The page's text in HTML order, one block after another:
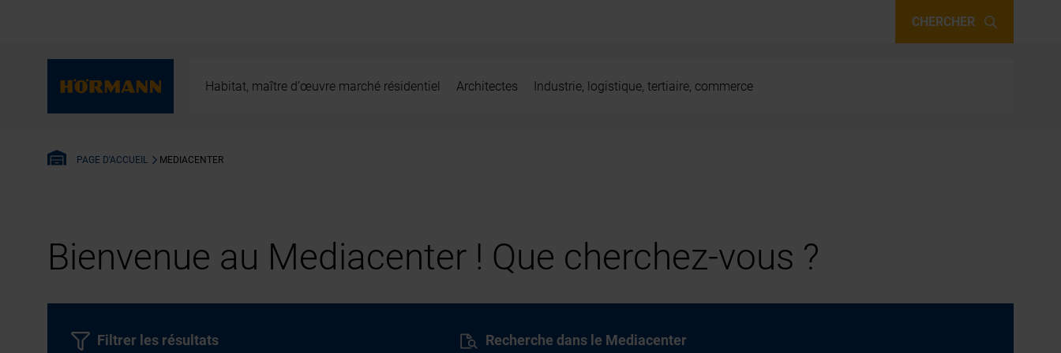
CHERCHER
Habitat, maître d’œuvre marché résidentiel Architectes Industrie, logistique, tertiaire, commerce
PAGE D'ACCUEIL MEDIACENTER
Bienvenue au Mediacenter ! Que cherchez-vous ?
Recherche dans le Mediacenter
Filtrer les résultats